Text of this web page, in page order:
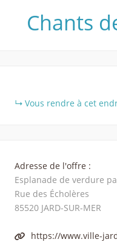
Chants
Vous rendre à cet
Adresse de l'offre :
Esplanade de verdure
Rue des Écholères
85520 JARD-SUR-MER
https://www.ville-